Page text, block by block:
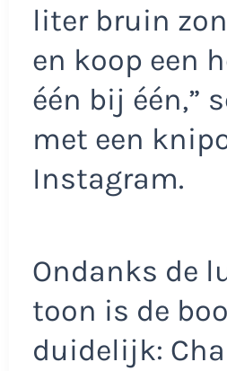
liter bruin
en koop een
één bij één,”
met een
Instagram.
Ondanks de
toon is de
duidelijk: